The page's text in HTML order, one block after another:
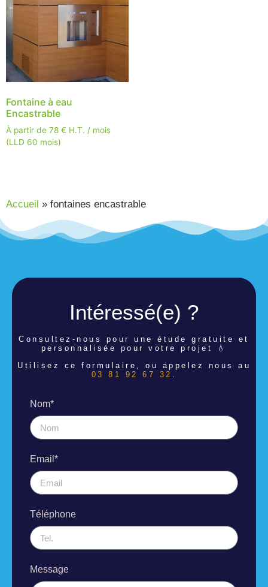
Fontaine à eau
Encastrable
À partir de 78 € H.T. / mois
(LLD 60 mois)
Accueil » fontaines encastrable
Intéressé(e) ?
Consultez-nous pour une étudegratuite et
personnalisée pour votre projet 💧
Utilisez ce formulaire, ou appelez nous au
03 81 92 67 32
Nom*
Email*
Téléphone
Message